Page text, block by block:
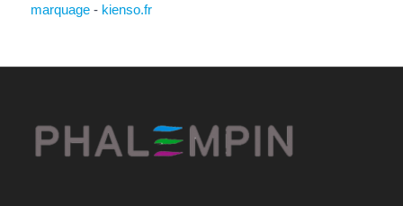
marquage- kienso.fr